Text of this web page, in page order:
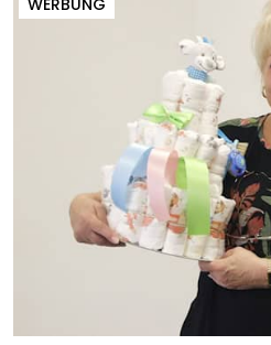
WERBUNG